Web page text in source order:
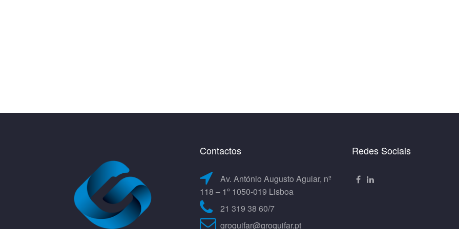
Contactos
Av. António Augusto Aguiar, nº
118 – 1º 1050-019 Lisboa
21 319 38 60/7
groquifar@groquifar.pt
Redes Sociais